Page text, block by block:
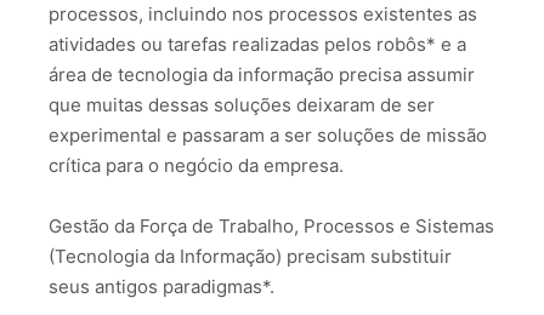
processos, incluindo nos processos existentes as
atividades ou tarefas realizadas pelos robôs* e a
área de tecnologia da informação precisa assumir
que muitas dessas soluções deixaram de ser
experimental e passaram a ser soluções de missão
crítica para o negócio da empresa.
Gestão da Força de Trabalho, Processos e Sistemas
(Tecnologia da Informação) precisam substituir
seus antigos paradigmas*.